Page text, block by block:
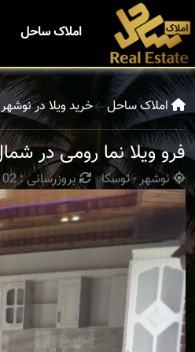
املاک ساحل
املاک ساحل خرید ویلا در نوشهر
فرو ویلا نما رومی در
نوشهر - توسکا بروزرسانی : 02 شهریور 1402